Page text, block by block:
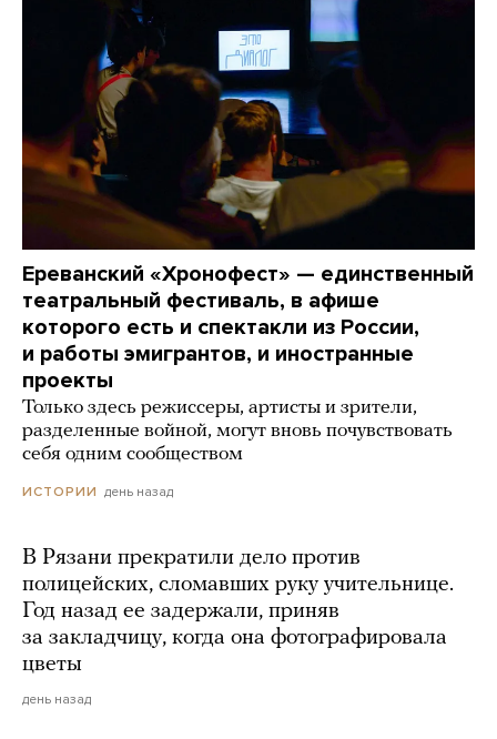
Ереванский «Хронофест» — единственный
театральный фестиваль, в афише
которого есть и спектакли из России,
и работы эмигрантов, и иностранные
проекты
Только здесь режиссеры, артисты и зрители,
разделенные войной, могут вновь почувствовать
себя одним сообществом
ИСТОРИИ день назад
В Рязани прекратили дело против
полицейских, сломавших руку учительнице.
Год назад ее задержали, приняв
за закладчицу, когда она фотографировала
цветы
день назад